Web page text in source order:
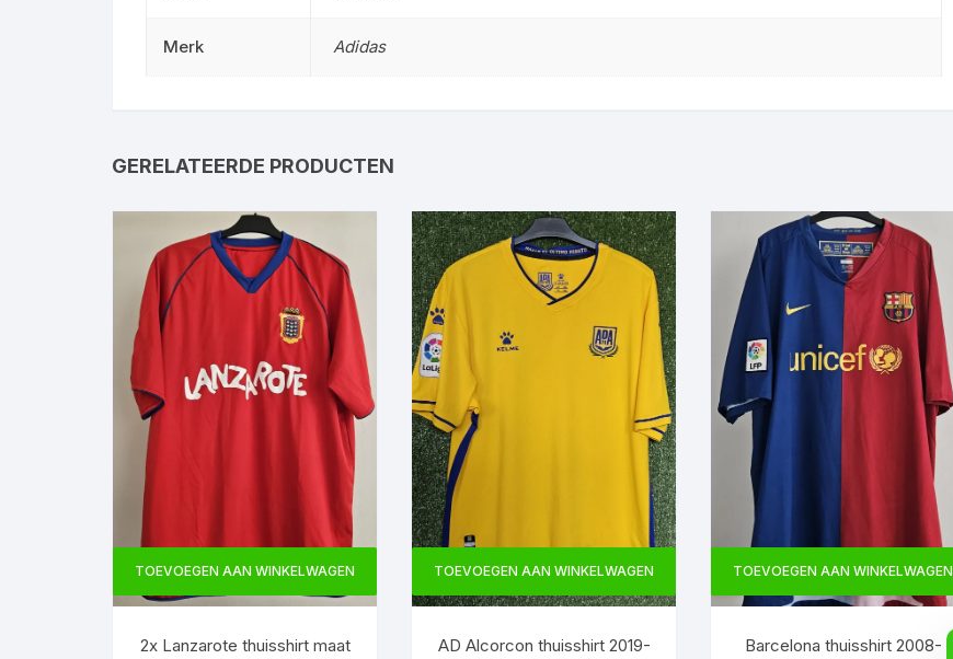
Merk Adidas
GERELATEERDE PRODUCTEN
TOEVOEGEN AAN WINKELWAGEN
2x Lanzarote thuisshirt maat
TOEVOEGEN AAN WINKELWAGEN
AD Alcorcon thuisshirt 2019-
TOEVOEGEN AAN WINKELWAGEN
Barcelona thuisshirt 2008-